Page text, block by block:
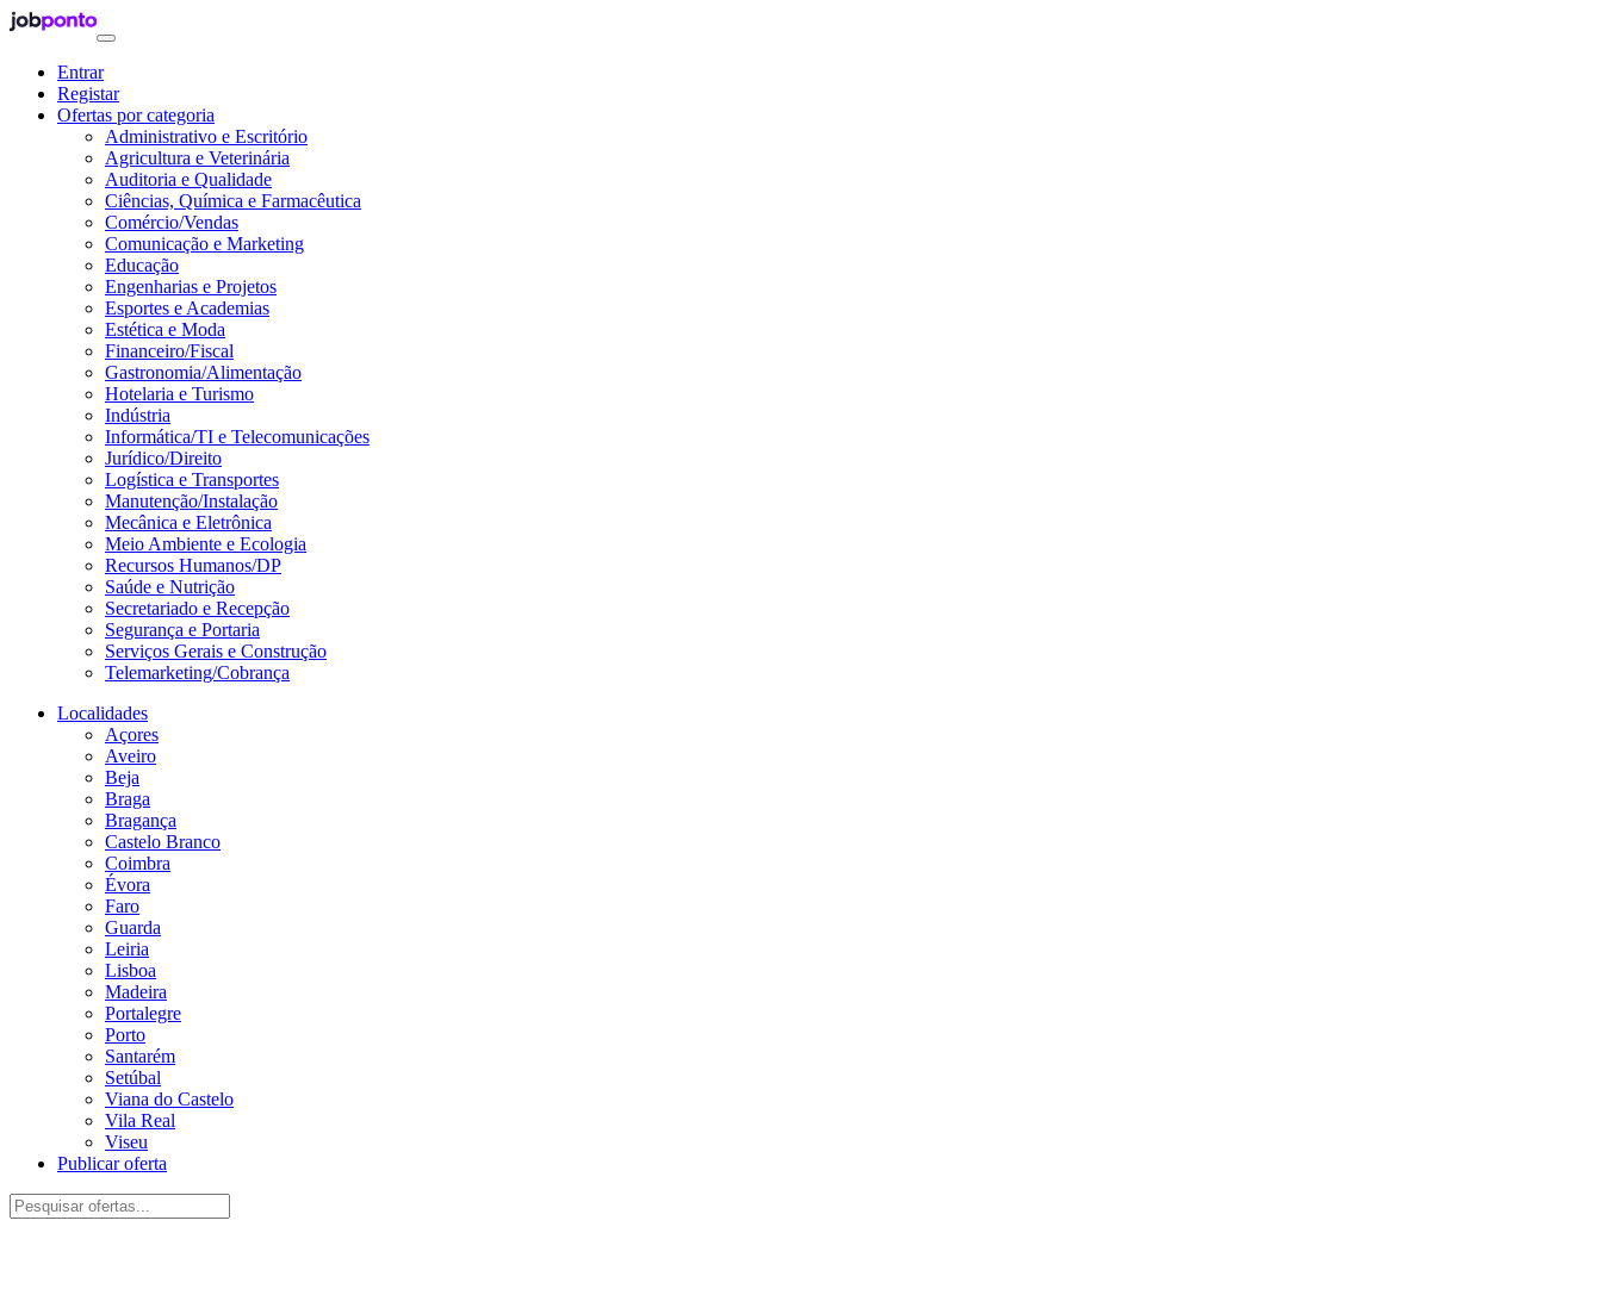
Entrar
Registar
Ofertas por categoria
Administrativo e Escritório
Agricultura e Veterinária
Auditoria e Qualidade
Ciências, Química e Farmacêutica
Comércio/Vendas
Comunicação e Marketing
Educação
Engenharias e Projetos
Esportes e Academias
Estética e Moda
Financeiro/Fiscal
Gastronomia/Alimentação
Hotelaria e Turismo
Indústria
Informática/TI e Telecomunicações
Jurídico/Direito
Logística e Transportes
Manutenção/Instalação
Mecânica e Eletrônica
Meio Ambiente e Ecologia
Recursos Humanos/DP
Saúde e Nutrição
Secretariado e Recepção
Segurança e Portaria
Serviços Gerais e Construção
Telemarketing/Cobrança
Localidades
Açores
Aveiro
Beja
Braga
Bragança
Castelo Branco
Coimbra
Évora
Faro
Guarda
Leiria
Lisboa
Madeira
Portalegre
Porto
Santarém
Setúbal
Viana do Castelo
Vila Real
Viseu
Publicar oferta